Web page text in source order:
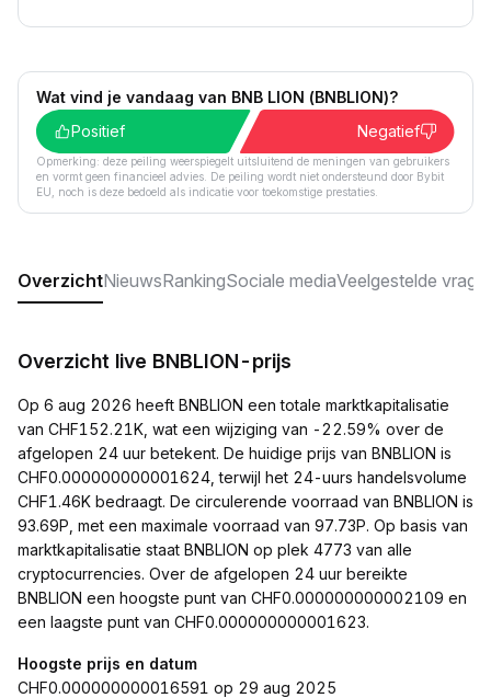
Wat vind je vandaag van BNB LION (BNBLION)?
Positief
Negatief
Opmerking: deze peiling weerspiegelt uitsluitend de meningen van gebruikers
en vormt geen financieel advies. De peiling wordt niet ondersteund door Bybit
EU, noch is deze bedoeld als indicatie voor toekomstige prestaties.
OverzichtNieuwsRankingSociale mediaVeelgestelde
Overzicht live BNBLION-prijs
Op 6 aug 2026 heeft BNBLION een totale marktkapitalisatie
van CHF152.21K, wat een wijziging van -22.59% over de
afgelopen 24 uur betekent. De huidige prijs van BNBLION is
CHF0.000000000001624, terwijl het 24-uurs handelsvolume
CHF1.46K bedraagt. De circulerende voorraad van BNBLION is
93.69P, met een maximale voorraad van 97.73P. Op basis van
marktkapitalisatie staat BNBLION op plek 4773 van alle
cryptocurrencies. Over de afgelopen 24 uur bereikte
BNBLION een hoogste punt van CHF0.000000000002109 en
een laagste punt van CHF0.000000000001623.
Hoogste prijs en datum
CHF0.000000000016591 op 29 aug 2025